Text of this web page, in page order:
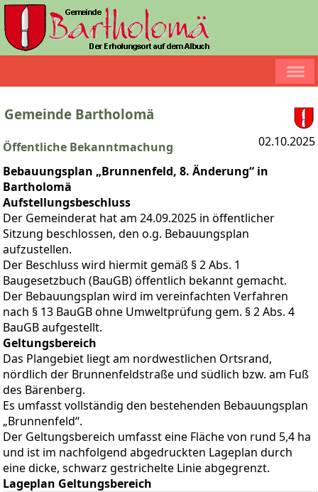
Gemeinde Bartholomä
Öffentliche Bekanntmachung
02.10.2025
Bebauungsplan „Brunnenfeld, 8. Änderung“ in
Bartholomä
Aufstellungsbeschluss
Der Gemeinderat hat am 24.09.2025 in öffentlicher
Sitzung beschlossen, den o.g. Bebauungsplan
aufzustellen.
Der Beschluss wird hiermit gemäß § 2 Abs. 1
Baugesetzbuch (BauGB) öffentlich bekannt gemacht.
Der Bebauungsplan wird im vereinfachten Verfahren
nach § 13 BauGB ohne Umweltprüfung gem. § 2 Abs. 4
BauGB aufgestellt.
Geltungsbereich
Das Plangebiet liegt am nordwestlichen Ortsrand,
nördlich der Brunnenfeldstraße und südlich bzw. am Fuß
des Bärenberg.
Es umfasst vollständig den bestehenden Bebauungsplan
„Brunnenfeld“.
Der Geltungsbereich umfasst eine Fläche von rund 5,4 ha
und ist im nachfolgend abgedruckten Lageplan durch
eine dicke, schwarz gestrichelte Linie abgegrenzt.
Lageplan Geltungsbereich